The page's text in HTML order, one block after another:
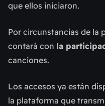
que ellos iniciaron.
Por circunstancias de la
contará con la
canciones.
Los accesos ya están
la plataforma que